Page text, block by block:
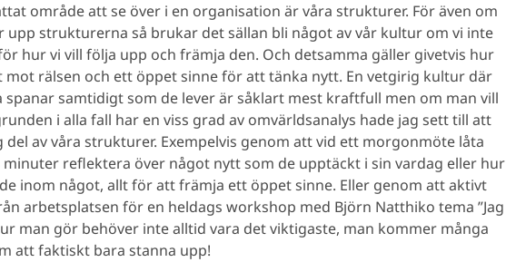
område att se över i en organisation är våra strukturer. För även om
upp strukturerna så brukar det sällan bli något av vår kultur om vi inte
hur vi vill följa upp och främja den. Och detsamma gäller givetvis hur
mot rälsen och ett öppet sinne för att tänka nytt. En vetgirig kultur där
spanar samtidigt som de lever är såklart mest kraftfull men om man vill
i alla fall har en viss grad av omvärldsanalys hade jag sett till att
del av våra strukturer. Exempelvis genom att vid ett morgonmöte låta
reflektera över något nytt som de upptäckt i sin vardag eller hur
inom något, allt för att främja ett öppet sinne. Eller genom att aktivt
arbetsplatsen för en heldags workshop med Björn Natthiko tema ”Jag
man gör behöver inte alltid vara det viktigaste, man kommer många
att faktiskt bara stanna upp!